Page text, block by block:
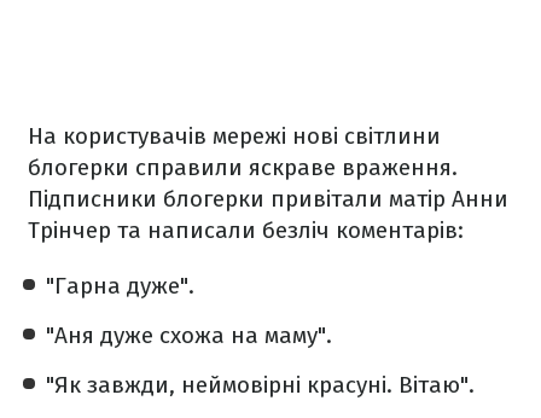
На користувачів мережі нові світлини
блогерки справили яскраве враження.
Підписники блогерки привітали матір Анни
Трінчер та написали безліч коментарів:
"Гарна дуже".
"Аня дуже схожа на маму".
"Як завжди, неймовірні красуні. Вітаю".